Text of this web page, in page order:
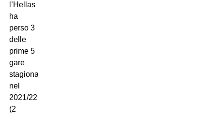
l’Hellas
ha
perso 3
delle
prime 5
gare
stagionali,
nel
2021/22
(2